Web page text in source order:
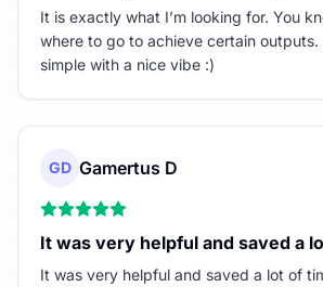
It is exactly what I’m looking for. You
where to go to achieve certain outputs.
simple with a nice vibe :)
GD Gamertus D
It was very helpful and saved a
It was very helpful and saved a lot of